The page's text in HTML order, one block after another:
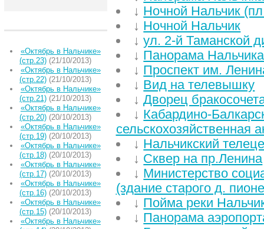
«Октябрь в Нальчике»
(стр.23) (21/10/2013)
«Октябрь в Нальчике»
(стр.22) (21/10/2013)
«Октябрь в Нальчике»
(стр.21) (21/10/2013)
«Октябрь в Нальчике»
(стр.20) (20/10/2013)
«Октябрь в Нальчике»
(стр.19) (20/10/2013)
«Октябрь в Нальчике»
(стр.18) (20/10/2013)
«Октябрь в Нальчике»
(стр.17) (20/10/2013)
«Октябрь в Нальчике»
(стр.16) (20/10/2013)
«Октябрь в Нальчике»
(стр.15) (20/10/2013)
«Октябрь в Нальчике»
↓ Ночной Нальчик
↓ Ночной Нальчик
↓ул. 2-й Таманской
↓ Панорама
↓ Проспект им.
↓ Вид на телевышку
↓Дворец
↓ Кабардино-
↓ Нальчикский
↓ Сквер на пр.Ленина
↓ Министерство
(здание старого д.
↓ Пойма реки
↓ Панорама